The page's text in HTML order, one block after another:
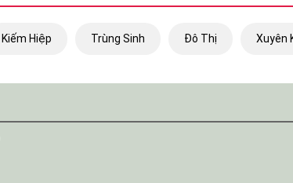
Kiếm Hiệp Trùng Sinh Đô Thị Xuyên